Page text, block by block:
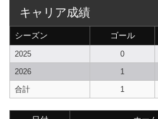
キャリア成績
シーズン ゴール
2025 0
2026
1
合計
1